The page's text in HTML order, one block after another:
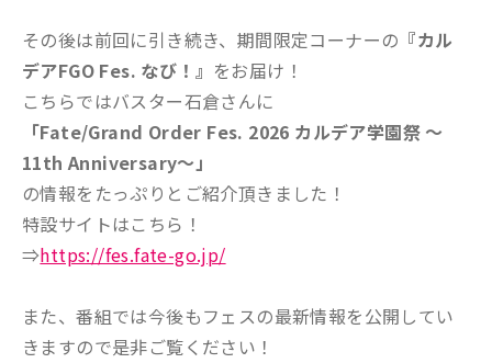
その後は前回に引き続き、期間限定コーナーの 『カル
デアFGO Fes. なび！』 をお届け！
こちらではバスター石倉さんに
「Fate/Grand Order Fes. 2026 カルデア学園祭 ～
11th Anniversary～」
の情報をたっぷりとご紹介頂きました！
特設サイトはこちら！
⇒https://fes.fate-go.jp/
また、番組では今後もフェスの最新情報を公開してい
きますので是非ご覧ください！